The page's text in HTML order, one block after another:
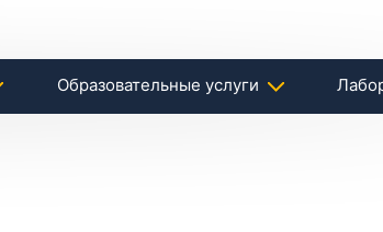
Образовательные услуги